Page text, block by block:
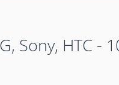
Sony, HTC -